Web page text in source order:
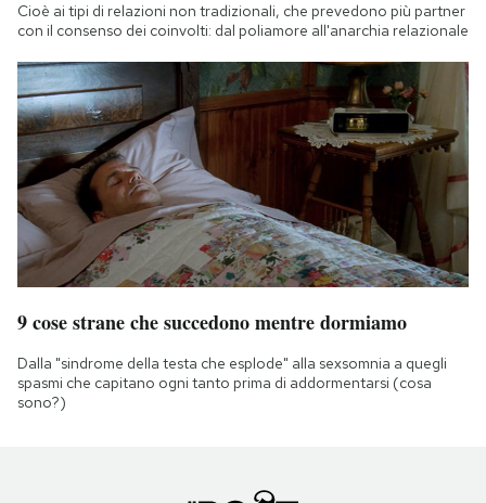
Cioè ai tipi di relazioni non tradizionali, che prevedono più partner
con il consenso dei coinvolti: dal poliamore all'anarchia relazionale
9 cose strane che succedono mentre dormiamo
Dalla "sindrome della testa che esplode" alla sexsomnia a quegli
spasmi che capitano ogni tanto prima di addormentarsi (cosa
sono?)